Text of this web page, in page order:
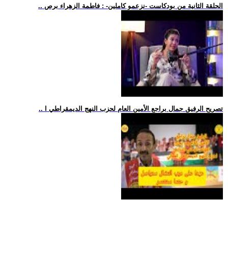
.. الحلقة الثانية من بودكاست -نزعمو كاملين- : فاطمة الزهراء برص
.. تصريح الرفيق جمال براجع الأمين العام لحزب النهج الديمقراطي ا